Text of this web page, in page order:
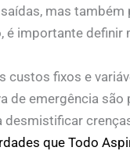
mas
é importante definir
custos fixos e
de emergência
desmistificar
que Todo